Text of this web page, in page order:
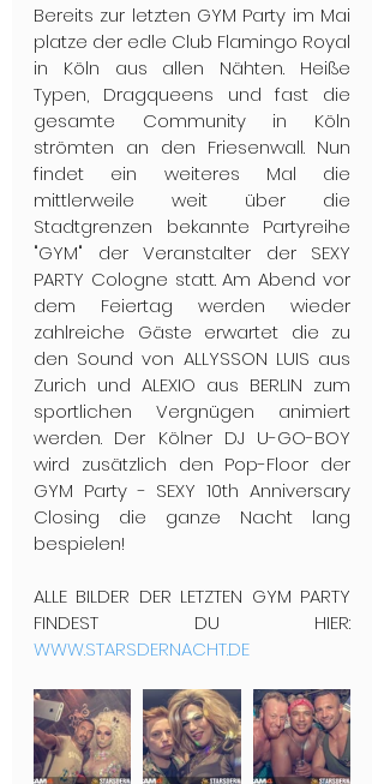
Bereits zur letzten GYM Party im Mai
platze der edle Club Flamingo Royal
in Köln aus allen Nähten. Heiße
Typen, Dragqueens und fast die
gesamte Community in Köln
strömten an den Friesenwall. Nun
findet ein weiteres Mal die
mittlerweile weit über die
Stadtgrenzen bekannte Partyreihe
"GYM" der Veranstalter der SEXY
PARTY Cologne statt. Am Abend vor
dem Feiertag werden wieder
zahlreiche Gäste erwartet die zu
den Sound von ALLYSSON LUIS aus
Zurich und ALEXIO aus BERLIN zum
sportlichen Vergnügen animiert
werden. Der Kölner DJ U-GO-BOY
wird zusätzlich den Pop-Floor der
GYM Party - SEXY 10th Anniversary
Closing die ganze Nacht lang
bespielen!
ALLE BILDER DER LETZTEN GYM PARTY
WWW.STARSDERNACHT.DE